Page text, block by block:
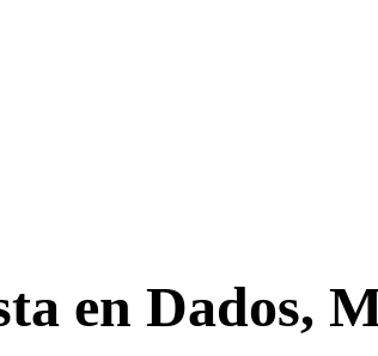
en Dados,